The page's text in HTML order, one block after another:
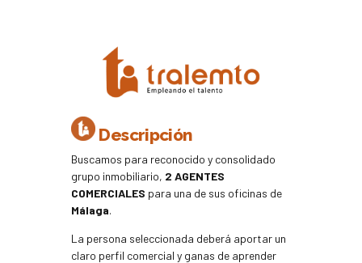
Descripción
Buscamos para reconocido y consolidado
grupo inmobiliario, 2 AGENTES
COMERCIALES para una de sus oficinas de
Málaga.
La persona seleccionada deberá aportar un
claro perfil comercial y ganas de aprender